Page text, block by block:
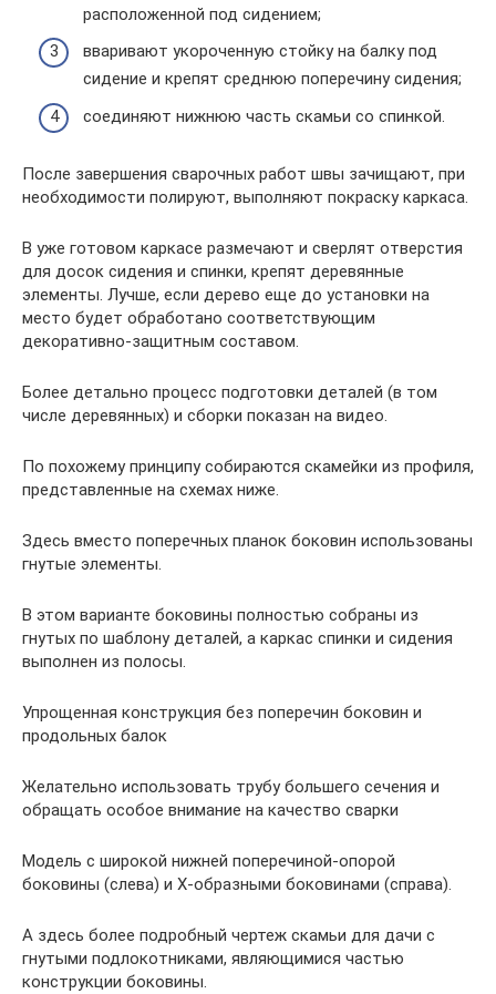
расположенной под сидением;
вваривают укороченную стойку на балку под
сидение и крепят среднюю поперечину сидения;
соединяют нижнюю часть скамьи со спинкой.
После завершения сварочных работ швы зачищают, при
необходимости полируют, выполняют покраску каркаса.
В уже готовом каркасе размечают и сверлят отверстия
для досок сидения и спинки, крепят деревянные
элементы. Лучше, если дерево еще до установки на
место будет обработано соответствующим
декоративно-защитным составом.
Более детально процесс подготовки деталей (в том
числе деревянных) и сборки показан на видео.
По похожему принципу собираются скамейки из профиля,
представленные на схемах ниже.
Здесь вместо поперечных планок боковин использованы
гнутые элементы.
В этом варианте боковины полностью собраны из
гнутых по шаблону деталей, а каркас спинки и сидения
выполнен из полосы.
Упрощенная конструкция без поперечин боковин и
продольных балок
Желательно использовать трубу большего сечения и
обращать особое внимание на качество сварки
Модель с широкой нижней поперечиной-опорой
боковины (слева) и Х-образными боковинами (справа).
А здесь более подробный чертеж скамьи для дачи с
гнутыми подлокотниками, являющимися частью
конструкции боковины.